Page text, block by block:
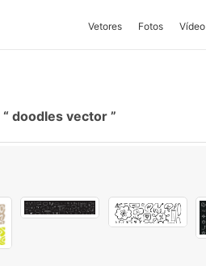
Vetores Fotos Vídeo
doodles vector